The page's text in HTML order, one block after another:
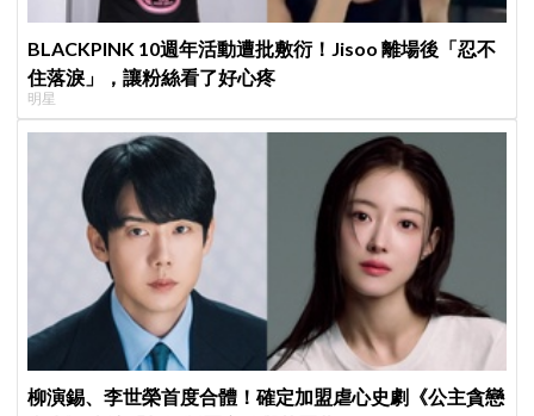
BLACKPINK 10週年活動遭批敷衍！Jisoo 離場後「忍不
住落淚」，讓粉絲看了好心疼
明星
柳演錫、李世榮首度合體！確定加盟虐心史劇《公主貪戀